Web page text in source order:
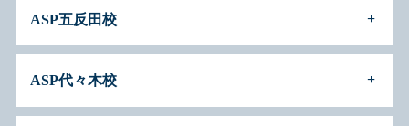
ASP五反田校
ASP代々木校